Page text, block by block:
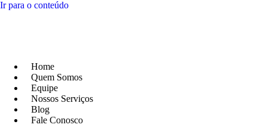
Ir para o conteúdo
Home
Quem Somos
Equipe
Nossos Serviços
Blog
Fale Conosco